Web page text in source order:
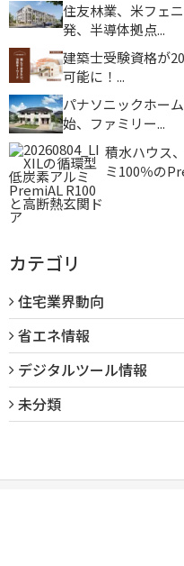
住友林業、米フェ
発、半導体拠点...
建築士受験資格が
可能に！...
パナソニックホー
始、ファミリー...
積水ハウス
ミ100％の
カテゴリ
住宅業界動向
省エネ情報
デジタルツール情報
未分類